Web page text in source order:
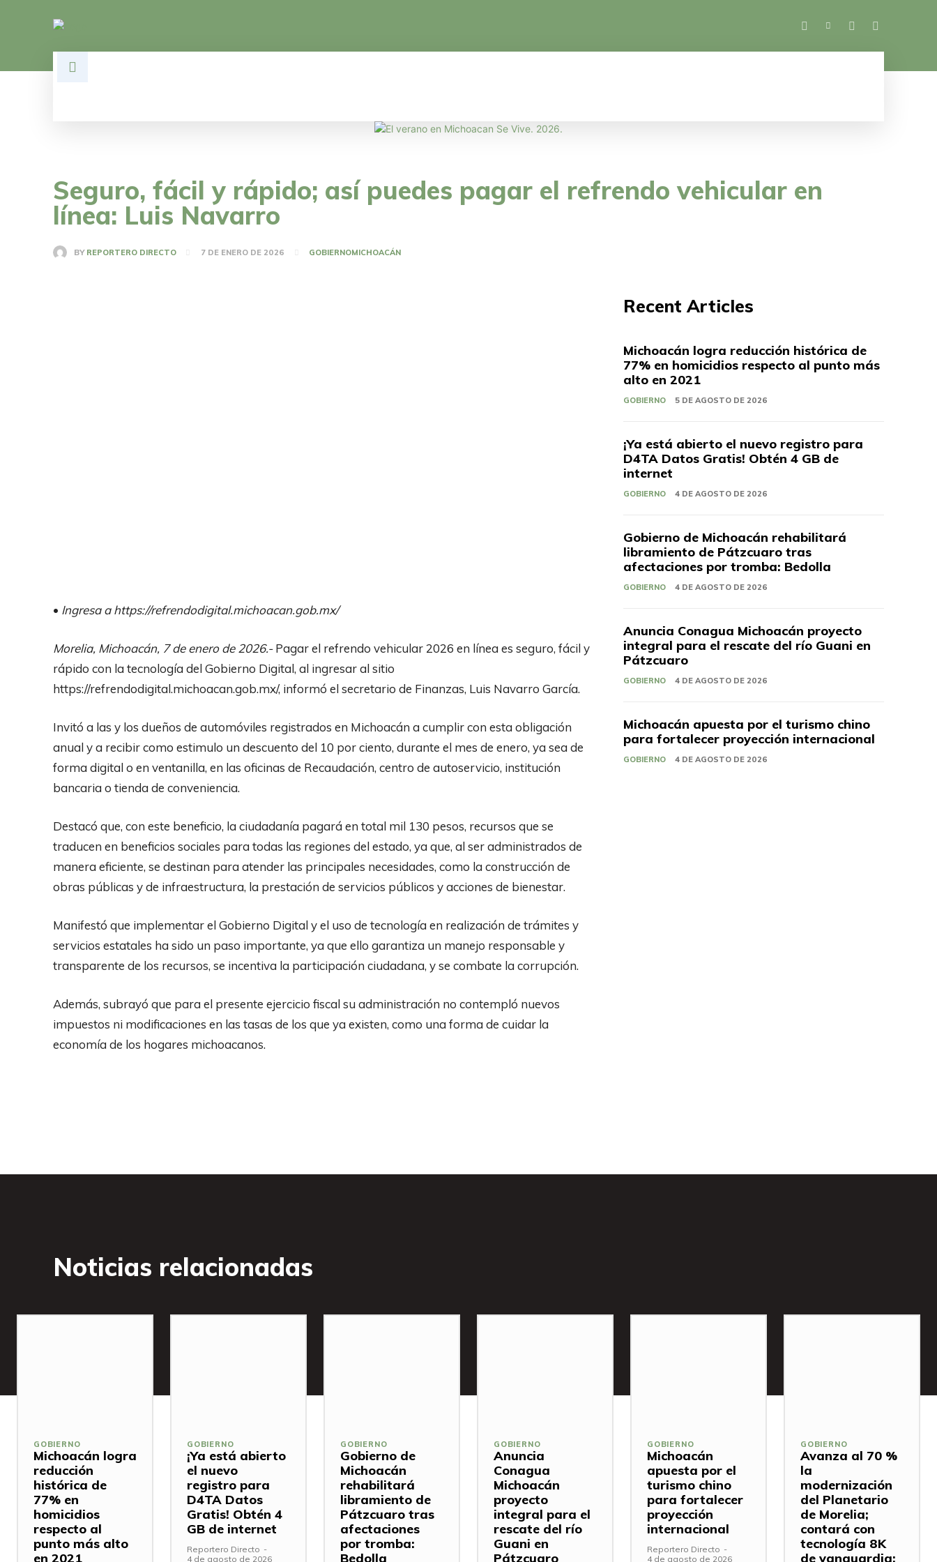
Seguro, fácil y rápido; así puedes pagar el refrendo vehicular en
línea: Luis Navarro
BY REPORTERO DIRECTO 7 DE ENERO DE 2026 GOBIERNOMICHOACÁN
• Ingresa a https://refrendodigital.michoacan.gob.mx/
Morelia, Michoacán, 7 de enero de 2026.-Pagar el refrendo vehicular 2026 en línea es seguro, fácil y
rápido con la tecnología del Gobierno Digital, al ingresar al sitio
https://refrendodigital.michoacan.gob.mx/, informó el secretario de Finanzas, Luis Navarro García.
Invitó a las y los dueños de automóviles registrados en Michoacán a cumplir con esta obligación
anual y a recibir como estimulo un descuento del 10 por ciento, durante el mes de enero, ya sea de
forma digital o en ventanilla, en las oficinas de Recaudación, centro de autoservicio, institución
bancaria o tienda de conveniencia.
Destacó que, con este beneficio, la ciudadanía pagará en total mil 130 pesos, recursos que se
traducen en beneficios sociales para todas las regiones del estado, ya que, al ser administrados de
manera eficiente, se destinan para atender las principales necesidades, como la construcción de
obras públicas y de infraestructura, la prestación de servicios públicos y acciones de bienestar.
Manifestó que implementar el Gobierno Digital y el uso de tecnología en realización de trámites y
servicios estatales ha sido un paso importante, ya que ello garantiza un manejo responsable y
transparente de los recursos, se incentiva la participación ciudadana, y se combate la corrupción.
Además, subrayó que para el presente ejercicio fiscal su administración no contempló nuevos
impuestos ni modificaciones en las tasas de los que ya existen, como una forma de cuidar la
economía de los hogares michoacanos.
Recent Articles
Michoacán logra reducción histórica de
77% en homicidios respecto al punto más
alto en 2021
GOBIERNO 5 DE AGOSTO DE 2026
¡Ya está abierto el nuevo registro para
D4TA Datos Gratis! Obtén 4 GB de
internet
GOBIERNO 4 DE AGOSTO DE 2026
Gobierno de Michoacán rehabilitará
libramiento de Pátzcuaro tras
afectaciones por tromba: Bedolla
GOBIERNO 4 DE AGOSTO DE 2026
Anuncia Conagua Michoacán proyecto
integral para el rescate del río Guani en
Pátzcuaro
GOBIERNO 4 DE AGOSTO DE 2026
Michoacán apuesta por el turismo chino
para fortalecer proyección internacional
GOBIERNO 4 DE AGOSTO DE 2026
Noticias relacionadas
GOBIERNO
Michoacán logra
reducción
histórica de
77% en
homicidios
respecto al
punto más alto
en 2021
GOBIERNO
¡Ya está abierto
el nuevo
registro para
D4TA Datos
Gratis! Obtén 4
GB de internet
Reportero Directo -
4 de agosto de 2026
GOBIERNO
Gobierno de
Michoacán
rehabilitará
libramiento de
Pátzcuaro tras
afectaciones
por tromba:
Bedolla
GOBIERNO
Anuncia
Conagua
Michoacán
proyecto
integral para el
rescate del río
Guani en
Pátzcuaro
GOBIERNO
Michoacán
apuesta por el
turismo chino
para fortalecer
proyección
internacional
Reportero Directo -
4 de agosto de 2026
GOBIERNO
Avanza al 70 %
la
modernización
del Planetario
de Morelia;
contará con
tecnología 8K
de vanguardia: